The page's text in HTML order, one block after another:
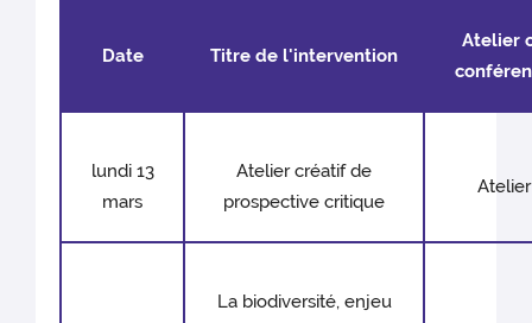
Date Titre de l'intervention
Atelier
lundi 13
mars
Atelier créatif de
prospective critique
Atelier
La biodiversité, enjeu